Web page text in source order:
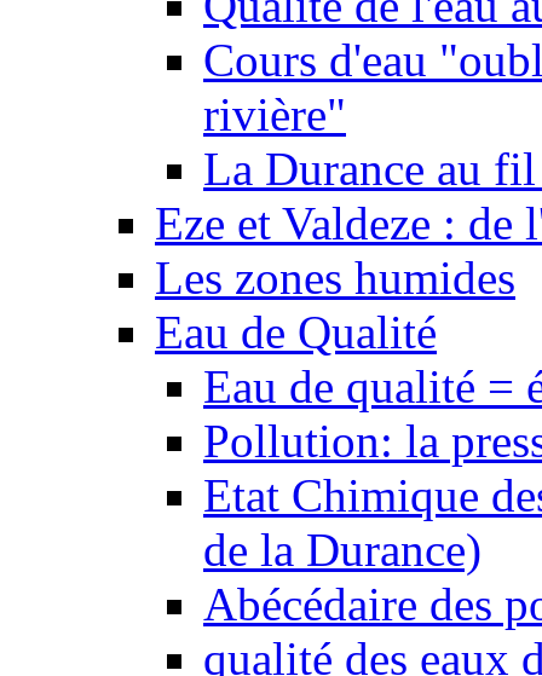
Cours d'eau
rivière"
La Durance au
Eze et Valdeze : de
Les zones humides
Eau de Qualité
Eau de qualité =
Pollution: la
Etat Chimique
de la Durance)
Abécédaire des
qualité des eaux